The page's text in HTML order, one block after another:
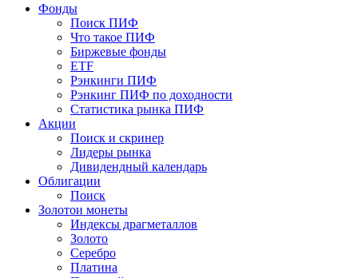
Фонды
Поиск ПИФ
Что такое ПИФ
Биржевые фонды
ETF
Рэнкинги ПИФ
Рэнкинг ПИФ по доходности
Статистика рынка ПИФ
Акции
Поиск и скринер
Лидеры рынка
Дивидендный календарь
Облигации
Поиск
Золотои монеты
Индексы драгметаллов
Золото
Серебро
Платина